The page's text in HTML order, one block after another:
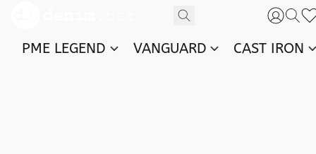
PME LEGEND VANGUARD CAST IRON